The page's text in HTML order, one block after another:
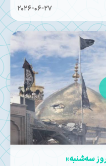
2026-06-27
سه‌شنبه»